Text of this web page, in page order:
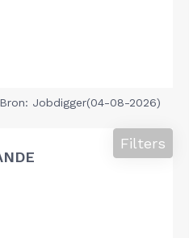
Bron: Jobdigger(04-08-2026)
Filters